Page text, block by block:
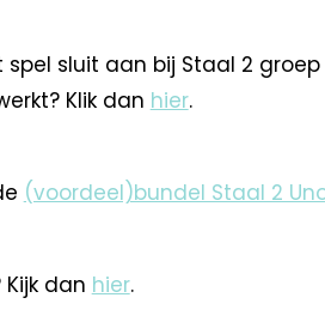
spel sluit aan bij Staal 2
Klik dan hier.
(voordeel)bundel Staal 2
dan hier.